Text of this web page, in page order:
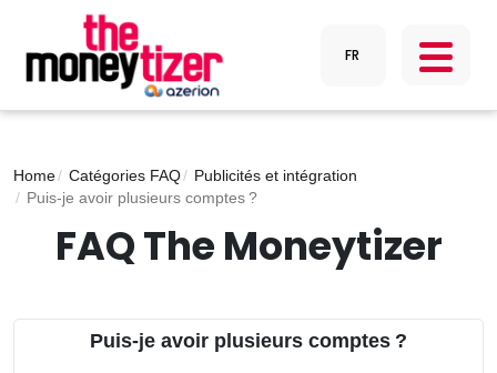
Home Catégories FAQ
Publicités et intégration
Puis-je avoir plusieurs comptes ?
FAQ The Moneytizer
Puis-je avoir plusieurs comptes ?